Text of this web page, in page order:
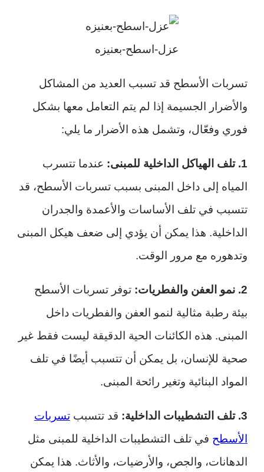
عزل-اسطح-بعنيزه
تسربات الأسطح قد تسبب العديد من المشاكل
والأضرار الجسيمة إذا لم يتم التعامل معها بشكل
فوري وفعّال، وتشمل هذه الأضرار ما يلي:
1. تلف الهياكل الداخلية للمبنى:
عندما تتسرب
المياه إلى داخل المبنى بسبب تسربات الأسطح، قد
تتسبب في تلف الأساسات والأعمدة والجدران
الداخلية. هذا يمكن أن يؤدي إلى ضعف هيكل المبنى
وتدهوره مع مرور الوقت.
2. نمو العفن والفطريات:
توفر تسربات الأسطح
بيئة رطبة مثالية لنمو العفن والفطريات داخل
المبنى. هذه الكائنات الحية الدقيقة ليست فقط غير
صحية للإنسان، بل يمكن أن تتسبب أيضًا في تلف
المواد البنائية وتغير رائحة المبنى.
3. تلف التشطيبات الداخلية: قد تتسبب تسربات
الأسطح في تلف التشطيبات الداخلية للمبنى مثل
الدهانات، والجص، والأرضيات، والأثاث. هذا يمكن